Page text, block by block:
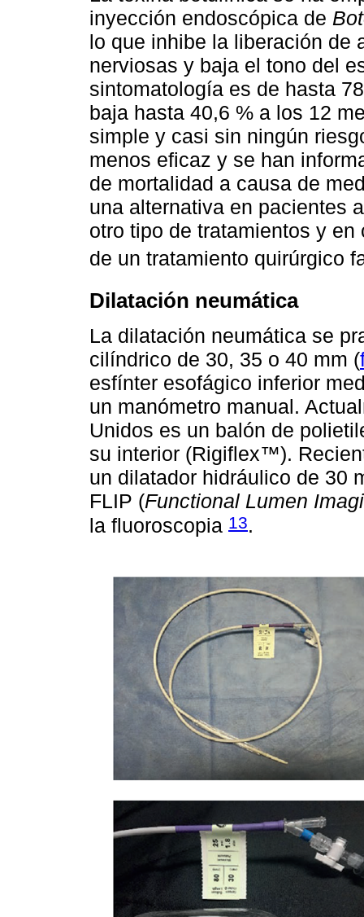
inyección endoscópica de
lo que inhibe la liberación de
nerviosas y baja el tono del
sintomatología es de hasta
baja hasta 40,6 % a los 12
simple y casi sin ningún
menos eficaz y se han
de mortalidad a causa de
una alternativa en pacientes
otro tipo de tratamientos y
de un tratamiento quirúrgico
Dilatación neumática
La dilatación neumática se
cilíndrico de 30, 35 o 40 mm (
esfínter esofágico inferior
un manómetro manual.
Unidos es un balón de
su interior (Rigiflex™).
un dilatador hidráulico de 30
FLIP (Functional Lumen
la fluoroscopia 13.